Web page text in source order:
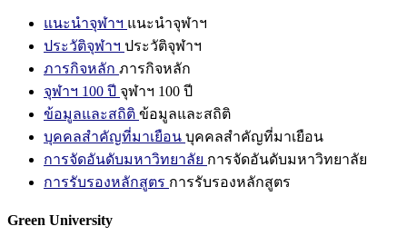
แนะนำจุฬาฯ แนะนำจุฬาฯ
ประวัติจุฬาฯ ประวัติจุฬาฯ
ภารกิจหลัก ภารกิจหลัก
จุฬาฯ 100 ปี จุฬาฯ 100 ปี
ข้อมูลและสถิติ ข้อมูลและสถิติ
บุคคลสำคัญที่มาเยือน บุคคลสำคัญที่มาเยือน
การจัดอันดับมหาวิทยาลัย การจัดอันดับมหาวิทยาลัย
การรับรองหลักสูตร การรับรองหลักสูตร
Green University